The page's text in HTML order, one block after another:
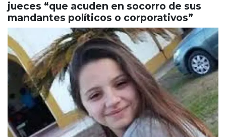
jueces “que acuden en socorro de sus
mandantes políticos o corporativos”